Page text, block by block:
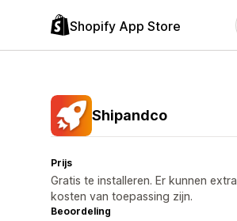
Shopify App Store
Shipandco
Prijs
Gratis te installeren. Er kunnen extra
kosten van toepassing zijn.
Beoordeling